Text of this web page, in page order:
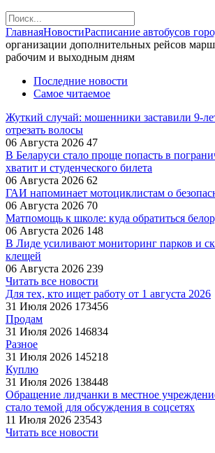
ГлавнаяНовостиРасписание автобусов
организации дополнительных рейсов
рабочим и выходным дням
Последние новости
Самое читаемое
Жуткий случай: мошенники заставили
отрезать волосы
06 Августа 2026 47
В Беларуси стало проще попасть в
хватит и студенческого билета
06 Августа 2026 62
ГАИ напоминает мотоциклистам о
06 Августа 2026 70
Матпомощь к школе: куда обратиться
06 Августа 2026 148
В Лиде усиливают мониторинг парков и
клещей
06 Августа 2026 239
Читать все новости
Для тех, кто ищет работу от 1 августа 2026
31 Июля 2026 173456
Продам
31 Июля 2026 146834
Разное
31 Июля 2026 145218
Куплю
31 Июля 2026 138448
Обращение лидчанки в местное
стало темой для обсуждения в соцсетях
11 Июля 2026 23543
Читать все новости